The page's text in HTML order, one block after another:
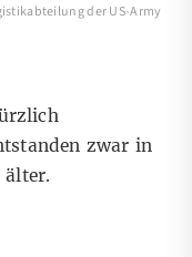
der US-Army
zwar in
älter.